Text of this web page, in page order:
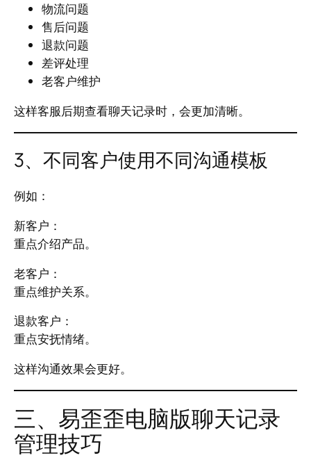
物流问题
售后问题
退款问题
差评处理
老客户维护
这样客服后期查看聊天记录时，会更加清晰。
3、不同客户使用不同沟通模板
例如：
新客户：
重点介绍产品。
老客户：
重点维护关系。
退款客户：
重点安抚情绪。
这样沟通效果会更好。
三、易歪歪电脑版聊天记录
管理技巧